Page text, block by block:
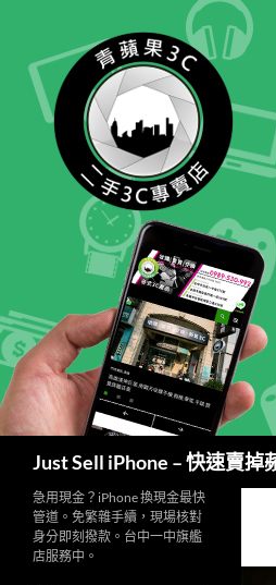
Just Sell iPhone – 快速賣掉
急用現金？iPhone 換現金最快
管道。免繁雜手續，現場核對
身分即刻撥款。台中一中旗艦
店服務中。